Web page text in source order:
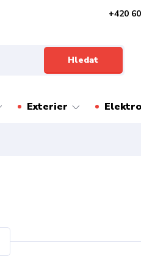
Hledat
+420
Exterier Elektro